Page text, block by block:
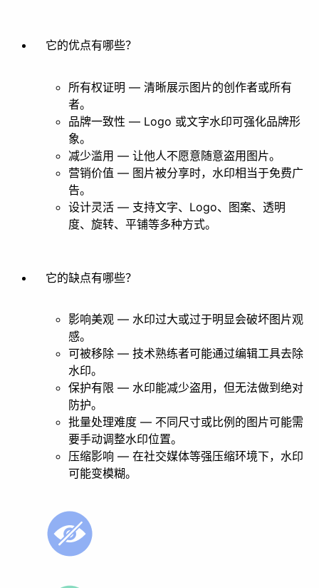
它的优点有哪些？
所有权证明 — 清晰展示图片的创作者或所有
者。
品牌一致性 — Logo 或文字水印可强化品牌形
象。
减少滥用 — 让他人不愿意随意盗用图片。
营销价值 — 图片被分享时，水印相当于免费广
告。
设计灵活 — 支持文字、Logo、图案、透明
度、旋转、平铺等多种方式。
它的缺点有哪些？
影响美观 — 水印过大或过于明显会破坏图片观
感。
可被移除 — 技术熟练者可能通过编辑工具去除
水印。
保护有限 — 水印能减少盗用，但无法做到绝对
防护。
批量处理难度 — 不同尺寸或比例的图片可能需
要手动调整水印位置。
压缩影响 — 在社交媒体等强压缩环境下，水印
可能变模糊。